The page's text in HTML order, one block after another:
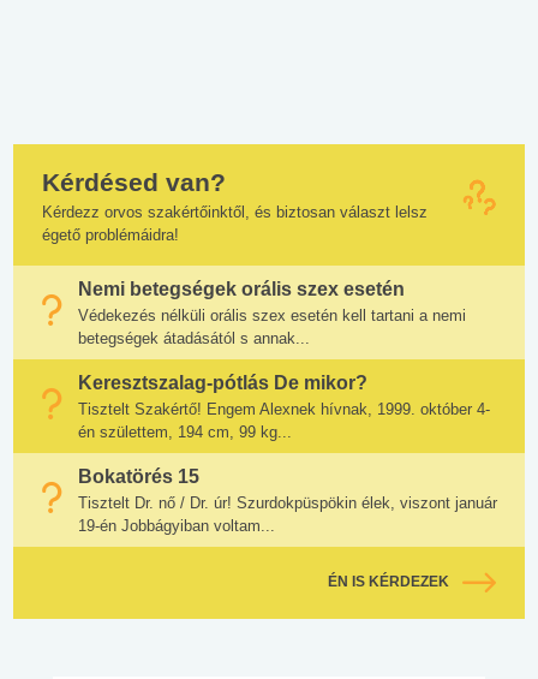
Kérdésed van?
Kérdezz orvos szakértőinktől, és biztosan választ lelsz
égető problémáidra!
Nemi betegségek orális szex esetén
Védekezés nélküli orális szex esetén kell tartani a nemi
betegségek átadásától s annak...
Keresztszalag-pótlás De mikor?
Tisztelt Szakértő! Engem Alexnek hívnak, 1999. október 4-
én születtem, 194 cm, 99 kg...
Bokatörés 15
Tisztelt Dr. nő / Dr. úr! Szurdokpüspökin élek, viszont január
19-én Jobbágyiban voltam...
ÉN IS KÉRDEZEK